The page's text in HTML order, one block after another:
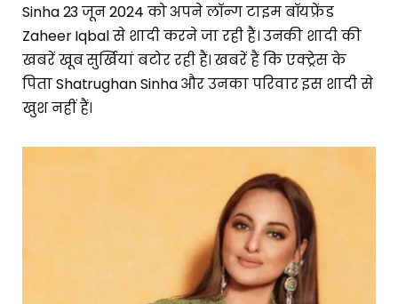
Sinha 23 जून 2024 को अपने लॉन्ग टाइम बॉयफ्रेंड
Zaheer Iqbal से शादी करने जा रही हैं। उनकी शादी की
खबरें खूब सुर्खियां बटोर रही हैं। खबरें हैं कि एक्ट्रेस के
पिता Shatrughan Sinha और उनका परिवार इस शादी से
खुश नहीं हैं।